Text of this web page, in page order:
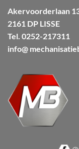
Akervoorderlaan
2161 DP LISSE
Tel. 0252-217311
info@